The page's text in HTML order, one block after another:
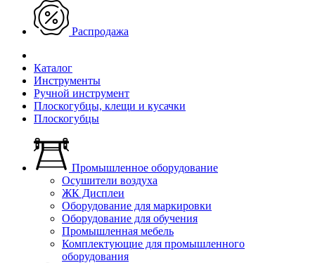
Распродажа
Каталог
Инструменты
Ручной инструмент
Плоскогубцы, клещи и кусачки
Плоскогубцы
Промышленное оборудование
Осушители воздуха
ЖК Дисплеи
Оборудование для маркировки
Оборудование для обучения
Промышленная мебель
Комплектующие для промышленного
оборудования